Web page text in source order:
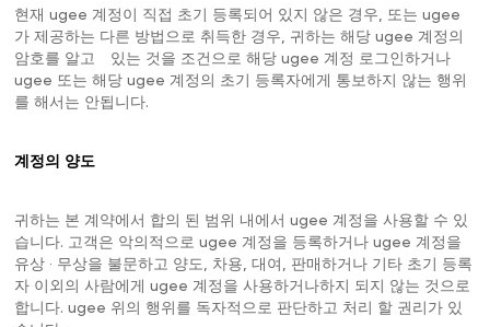
현재 ugee 계정이 직접 초기 등록되어 있지 않은 경우, 또는 ugee
가 제공하는 다른 방법으로 취득한 경우, 귀하는 해당 ugee 계정의
암호를 알고 있는 것을 조건으로 해당 ugee 계정 로그인하거나
ugee 또는 해당 ugee 계정의 초기 등록자에게 통보하지 않는 행위
를 해서는 안됩니다.
계정의 양도
귀하는 본 계약에서 합의 된 범위 내에서 ugee 계정을 사용할 수 있
습니다. 고객은 악의적으로 ugee 계정을 등록하거나 ugee 계정을
유상 · 무상을 불문하고 양도, 차용, 대여, 판매하거나 기타 초기 등록
자 이외의 사람에게 ugee 계정을 사용하거나하지 되지 않는 것으로
합니다. ugee 위의 행위를 독자적으로 판단하고 처리 할 권리가 있